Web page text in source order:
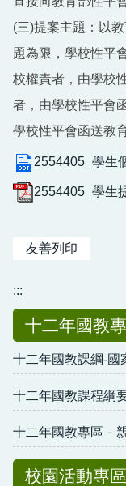
(三)提案主題：以
題為限，學校性平
校權責者，由學校
者，由學校性平會
學校性平會函送教
2554405_學生
2554405_學生
友善列印
:::
十二年國教
十二年國教課綱-國
十二年國教課程綱
十二年國教專區－
校園活動專區